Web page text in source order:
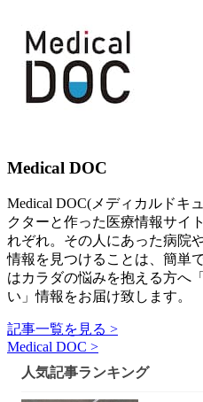
Medical DOC
Medical DOC(メディカルドキ
クターと作った医療情報サイ
れぞれ。その人にあった病院
情報を見つけることは、簡単
はカラダの悩みを抱える方へ
い」情報をお届け致します。
記事一覧を見る >
Medical DOC >
人気記事ランキング